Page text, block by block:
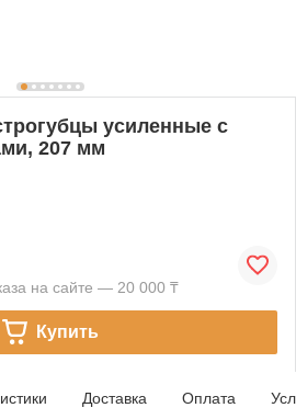
усиленные с
207 мм
на сайте — 20 000 ₸
Купить
Доставка Оплата